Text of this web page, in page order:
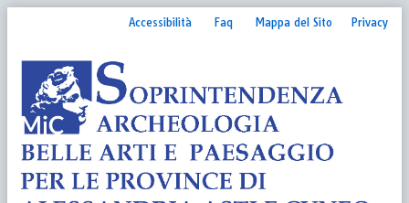
Accessibilità Faq Mappa del Sito Privacy